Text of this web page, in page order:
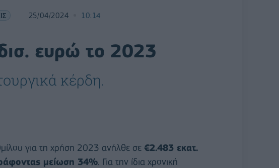
25/04/2024 10:14
ευρώ το 2023
κέρδη.
για τη χρήση 2023 ανήλθε σε €2.483 εκατ.
μείωση 34%. Για την ίδια χρονική